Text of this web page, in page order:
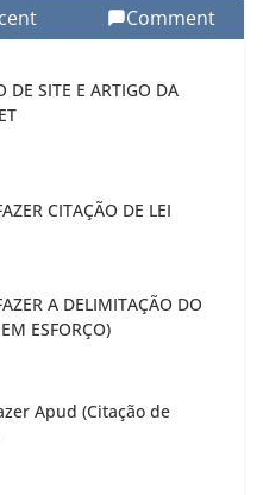
Comment
DE SITE E ARTIGO DA
CITAÇÃO DE LEI
A DELIMITAÇÃO DO
ESFORÇO)
Apud (Citação de